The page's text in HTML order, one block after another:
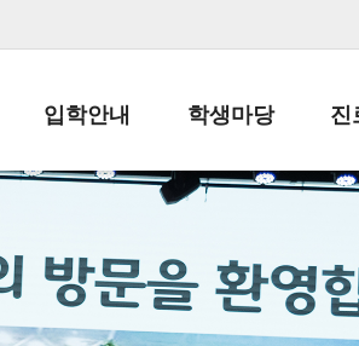
입학안내
전-편입 서류양식
학생마당
학생생활규정
학교신문
자율진로동아리
진
공
드